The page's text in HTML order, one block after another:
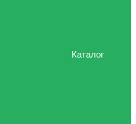
Каталог